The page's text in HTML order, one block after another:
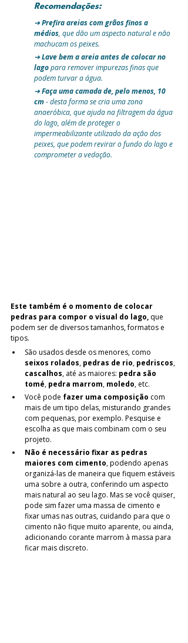
Recomendações:
➜ Prefira areias com grãos finos a
médios, que dão um aspecto natural e não
machucam os peixes.
➜ Lave bem a areia antes de colocar no
lago para remover impurezas finas que
podem turvar a água.
➜ Faça uma camada de, pelo menos, 10
cm - desta forma se cria uma zona
anaeróbica, que ajuda na filtragem da água
do lago, além de proteger o
impermeabilizante utilizado da ação dos
peixes, que podem revirar o fundo do lago e
comprometer a vedação.
Este também é o momento de colocar
pedras para compor o visual do lago, que
podem ser de diversos tamanhos, formatos e
tipos.
São usados desde os menores, como
seixos rolados, pedras de rio, pedriscos,
cascalhos, até as maiores: pedra são
tomé, pedra marrom, moledo, etc.
Você pode fazer uma composição com
mais de um tipo delas, misturando grandes
com pequenas, por exemplo. Pesquise e
escolha as que mais combinam com o seu
projeto.
Não é necessário fixar as pedras
maiores com cimento, podendo apenas
organizá-las de maneira que fiquem estáveis
uma sobre a outra, conferindo um aspecto
mais natural ao seu lago. Mas se você quiser,
pode sim fazer uma massa de cimento e
fixar umas nas outras, cuidando para que o
cimento não fique muito aparente, ou ainda,
adicionando corante marrom à massa para
ficar mais discreto.